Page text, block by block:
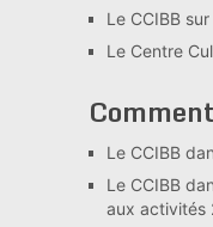
Le CCIBB
Le Centre
Le CCIBB
Le CCIBB
aux activités